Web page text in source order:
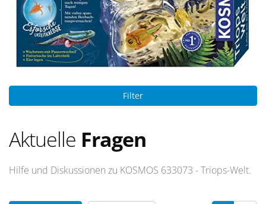
Filter
Aktuelle Fragen
Hilfe und Diskussionen zu KOSMOS 633073 - Triops-Welt.